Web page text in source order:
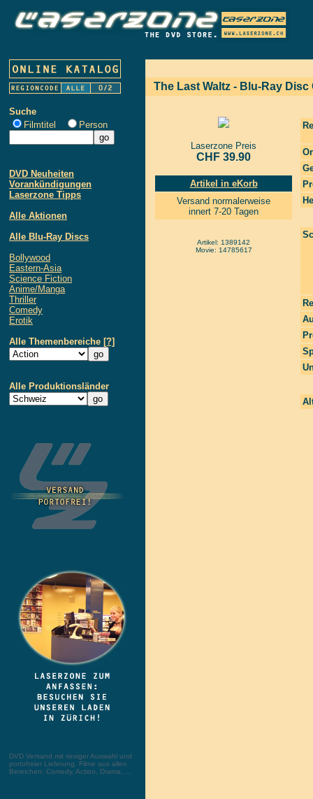
Suche
Filmtitel
Person
DVD Neuheiten
Vorankündigungen
Laserzone Tipps
Alle Aktionen
Alle Blu-Ray Discs
Bollywood
Eastern-Asia
Science Fiction
Anime/Manga
Thriller
Comedy
Erotik
Alle Themenbereiche [?]
Alle Produktionsländer
DVD Versand mit riesiger Auswahl und
portofreier Lieferung. Filme aus allen
Bereichen: Comedy, Action, Drama, ...
The Last Waltz - Blu-Ray
Laserzone Preis
CHF 39.90
Artikel in eKorb
Versand normalerweise
innert 7-20 Tagen
Artikel: 1389142
Movie: 14785617